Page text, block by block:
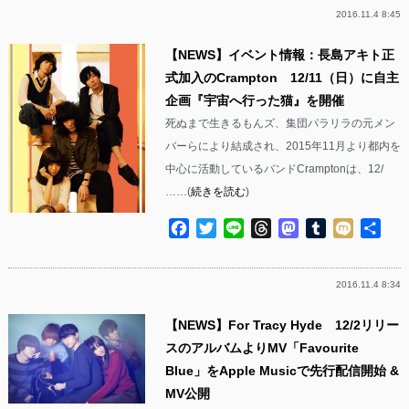
2016.11.4 8:45
【NEWS】イベント情報：長島アキト正
式加入のCrampton 12/11（日）に自主
企画『宇宙へ行った猫』を開催
死ぬまで生きるもんズ、集団パラリラの元メン
バーらにより結成され、2015年11月より都内を
中心に活動しているバンドCramptonは、12/
……(続きを読む)
Facebook
TwitterLine ThreadsMastodon
Tumblr
Mixi
2016.11.4 8:34
【NEWS】For Tracy Hyde 12/2リリー
スのアルバムよりMV「Favourite
Blue」をApple Musicで先行配信開始 &
MV公開